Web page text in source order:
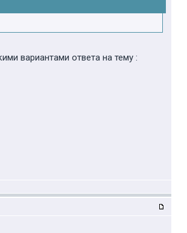
вариантами ответа на тему :